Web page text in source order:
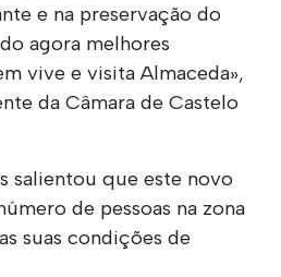
e na preservação do
agora melhores
vive e visita Almaceda»,
da Câmara de Castelo
salientou que este novo
de pessoas na zona
suas condições de